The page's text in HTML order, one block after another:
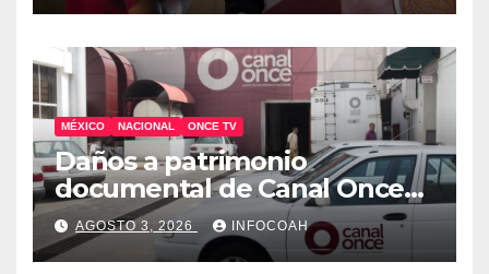
MÉXICO NACIONAL ONCE TV
Daños a patrimonio
documental de Canal Once
tras ocupación de
instalaciones
AGOSTO 3, 2026 INFOCOAH